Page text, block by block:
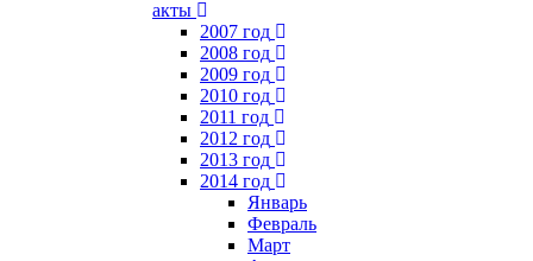
акты
2007 год
2008 год
2009 год
2010 год
2011 год
2012 год
2013 год
2014 год
Январь
Февраль
Март